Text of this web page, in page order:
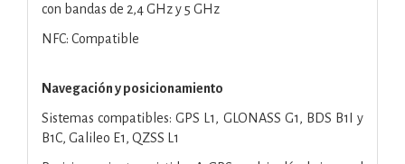
con bandas de 2,4 GHz y 5 GHz
NFC: Compatible
Navegación y posicionamiento
Sistemas compatibles: GPS L1, GLONASS G1, BDS B1I y
B1C, Galileo E1, QZSS L1